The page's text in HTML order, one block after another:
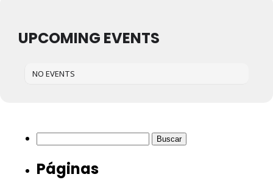
UPCOMING EVENTS
NO EVENTS
Buscar:
Páginas